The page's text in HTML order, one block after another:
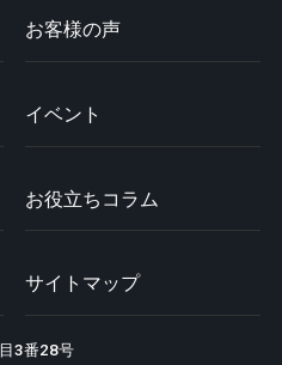
お客様の声
イベント
お役立ちコラム
サイトマップ
3番28号